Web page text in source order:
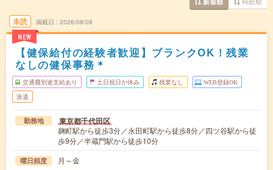
未読
NEW
掲載日 2026/08/08
【健保給付の経験者歓迎】ブランクOK！残業
なしの健保事務＊
交通費別途支給あり 土日祝日が休み 残業なし WEB登録OK
派遣
勤務地 東京都千代田区
麹町駅から徒歩3分／永田町駅から徒歩8分／四ツ谷駅から徒
歩9分／半蔵門駅から徒歩10分
曜日頻度 月～金